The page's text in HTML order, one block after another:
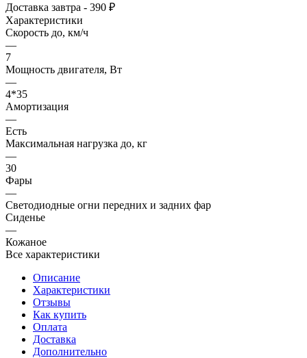
Доставка завтра - 390 ₽
Характеристики
Скорость до, км/ч
—
7
Мощность двигателя, Вт
—
4*35
Амортизация
—
Есть
Максимальная нагрузка до, кг
—
30
Фары
—
Светодиодные огни передних и задних фар
Сиденье
—
Кожаное
Все характеристики
Описание
Характеристики
Отзывы
Как купить
Оплата
Доставка
Дополнительно